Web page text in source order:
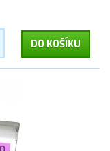
DO KOŠÍKU